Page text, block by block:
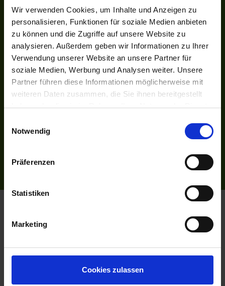
Wir verwenden Cookies, um Inhalte und Anzeigen zu
personalisieren, Funktionen für soziale Medien anbieten
zu können und die Zugriffe auf unsere Website zu
analysieren. Außerdem geben wir Informationen zu Ihrer
Verwendung unserer Website an unsere Partner für
soziale Medien, Werbung und Analysen weiter. Unsere
Partner führen diese Informationen möglicherweise mit
weiteren Daten zusammen, die Sie ihnen bereitgestellt
haben oder die sie im Rahmen Ihrer Nutzung der Dienste
Notwendig
Präferenzen
Statistiken
Marketing
Cookies zulassen
UNSER NETZWERK
Kreuzfahrten-Zentrale.de
Astoria.Reisen
SOCIAL
Facebook
Instagram
Impressum
Reiseversicherung